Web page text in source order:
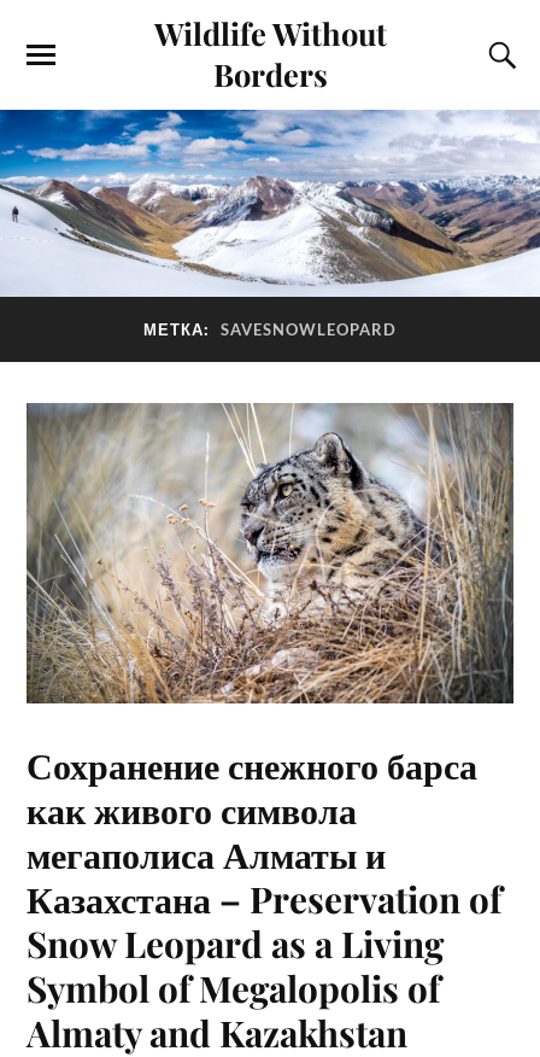
Wildlife Without
Borders
МЕТКА: SAVESNOWLEOPARD
Сохранение снежного барса
как живого символа
мегаполиса Алматы и
Казахстана – Preservation of
Snow Leopard as a Living
Symbol of Megalopolis of
Almaty and Kazakhstan